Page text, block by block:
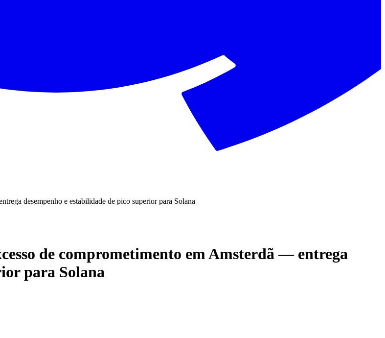
desempenho e estabilidade de pico superior para Solana
de comprometimento em Amsterdã — entrega
para Solana